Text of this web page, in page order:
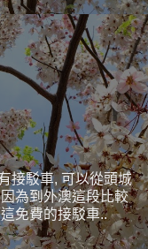
接駁車, 可以從頭城
為到外澳這段比較
免費的接駁車..